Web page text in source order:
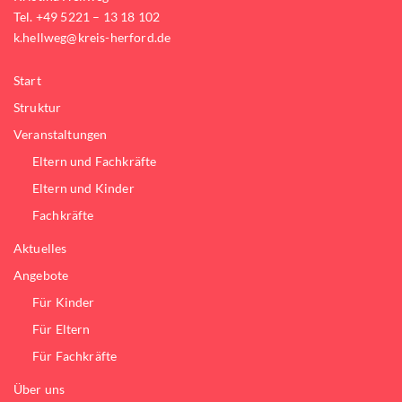
Tel. +49 5221 – 13 18 102
k.hellweg@kreis-herford.de
Start
Struktur
Veranstaltungen
Eltern und Fachkräfte
Eltern und Kinder
Fachkräfte
Aktuelles
Angebote
Für Kinder
Für Eltern
Für Fachkräfte
Über uns